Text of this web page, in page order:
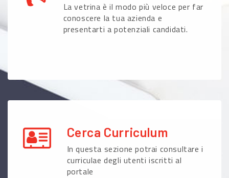
La vetrina è il modo più veloce per far
conoscere la tua azienda e
presentarti a potenziali candidati.
Cerca Curriculum
In questa sezione potrai consultare i
curriculae degli utenti iscritti al
portale